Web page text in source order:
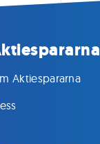
Aktiespararna